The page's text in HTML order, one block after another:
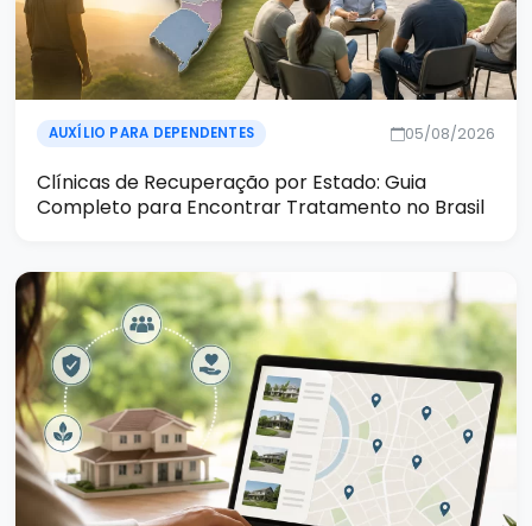
AUXÍLIO PARA DEPENDENTES 05/08/2026
Clínicas de Recuperação por Estado: Guia
Completo para Encontrar Tratamento no Brasil